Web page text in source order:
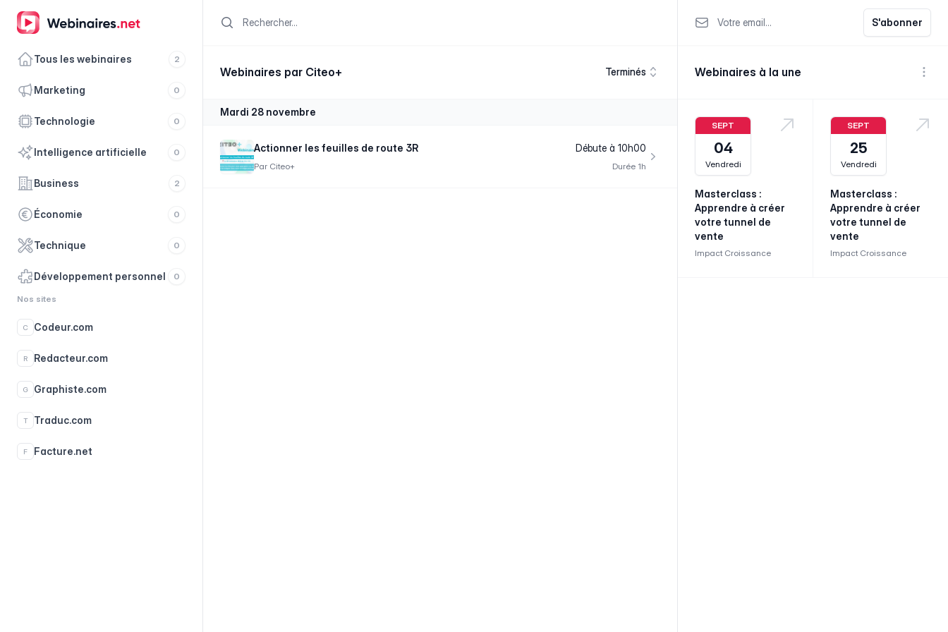
Tous les webinaires 2
marketing 0
technologie 0
intelligence artificielle 0
business 2
économie 0
technique 0
développement personnel 0
Nos sites
C Codeur.com
R Redacteur.com
G Graphiste.com
T Traduc.com
F Facture.net
Search
Webinaires par Citeo+ Terminés
mardi 28 novembre
Actionner les feuilles de route 3R
Par Citeo+
Débute à 10h00
Durée 1h
Votre email S'abonner
Webinaires à la une
Voir
SEPT
04
Vendredi
Masterclass :
Apprendre à créer
votre tunnel de
vente
Impact Croissance
SEPT
25
Vendredi
Masterclass :
Apprendre à créer
votre tunnel de
vente
Impact Croissance